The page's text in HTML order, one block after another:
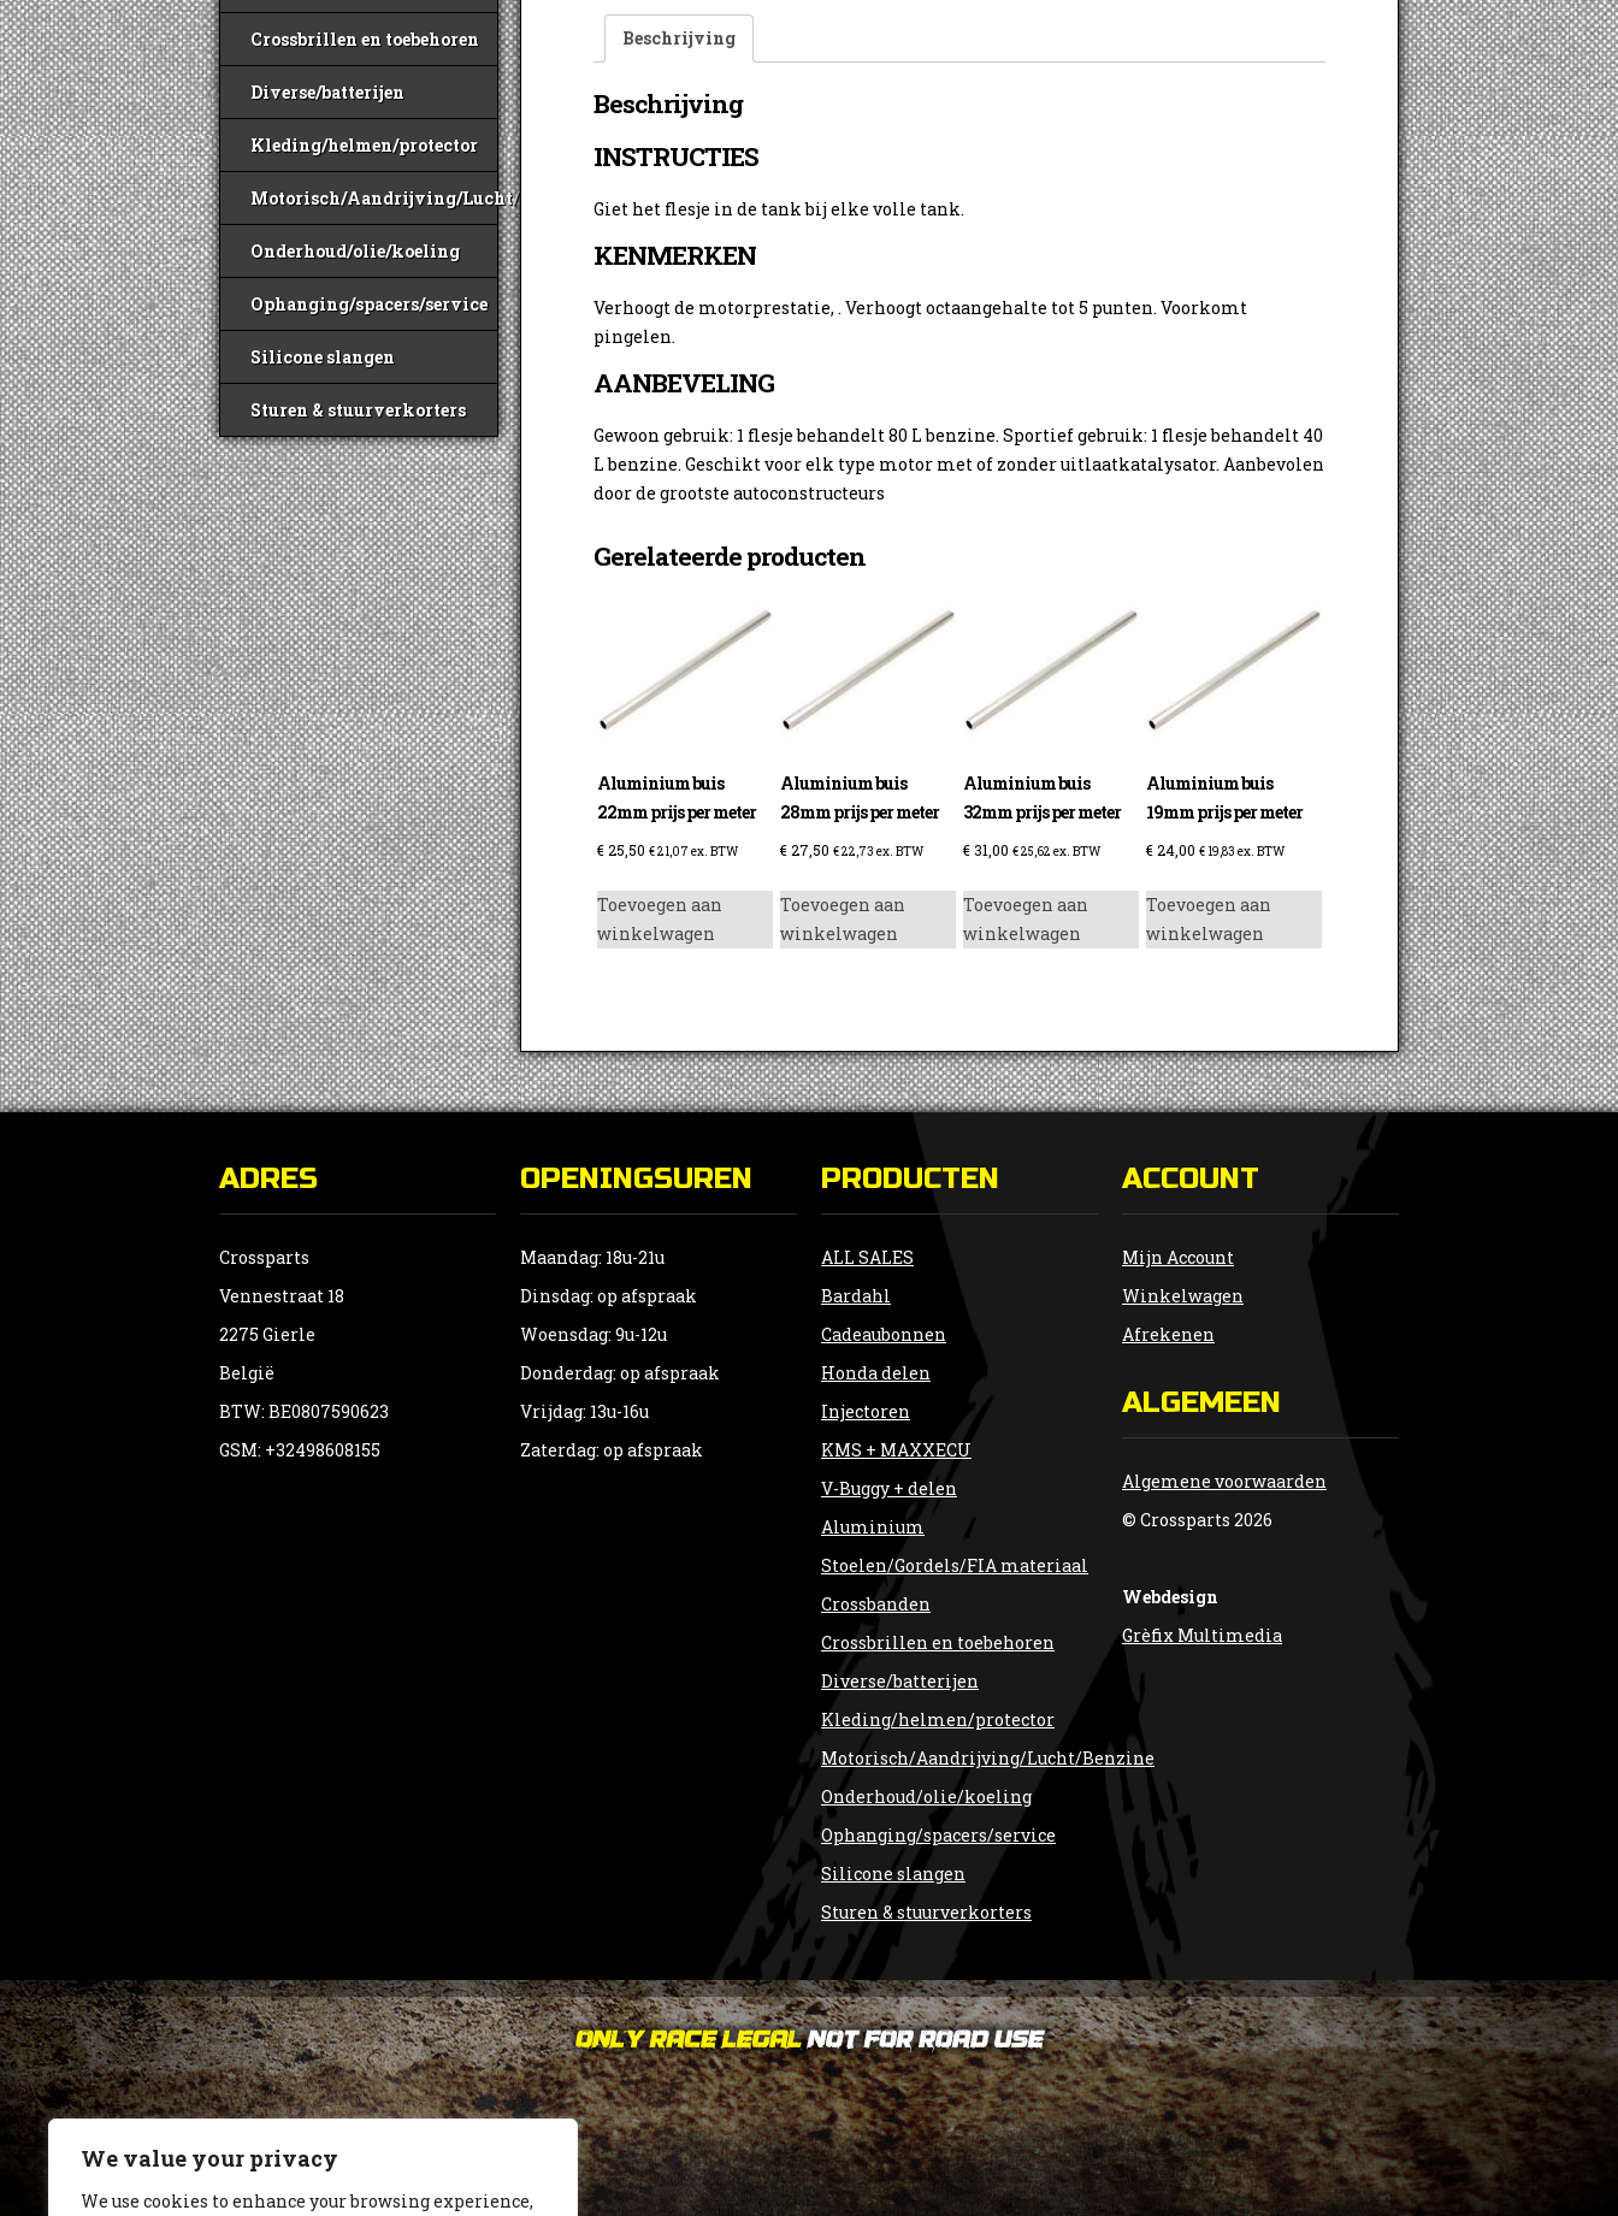
We value your privacy
We use cookies to enhance your browsing experience,
Crossbrillen en toebehoren
Diverse/batterijen
Kleding/helmen/protector
Motorisch/Aandrijving/Lucht/Benzine
Onderhoud/olie/koeling
Ophanging/spacers/service
Silicone slangen
Sturen & stuurverkorters
Beschrijving
Beschrijving
INSTRUCTIES
Giet het flesje in de tank bij elke volle tank.
KENMERKEN
Verhoogt de motorprestatie, . Verhoogt octaangehalte tot 5 punten. Voorkomt
pingelen.
AANBEVELING
Gewoon gebruik: 1 flesje behandelt 80 L benzine. Sportief gebruik: 1 flesje behandelt 40
L benzine. Geschikt voor elk type motor met of zonder uitlaatkatalysator. Aanbevolen
door de grootste autoconstructeurs
Gerelateerde producten
Aluminium buis
22mm prijs per meter
€25,50 €21,07 ex. BTW
Toevoegen aan
winkelwagen
Aluminium buis
28mm prijs per meter
€27,50 €22,73 ex. BTW
Toevoegen aan
winkelwagen
Aluminium buis
32mm prijs per meter
€31,00 €25,62 ex. BTW
Toevoegen aan
winkelwagen
Aluminium buis
19mm prijs per meter
€24,00 €19,83 ex. BTW
Toevoegen aan
winkelwagen
ADRES
Crossparts
Vennestraat 18
2275 Gierle
België
BTW: BE0807590623
GSM: +32498608155
OPENINGSUREN
Maandag: 18u-21u
Dinsdag: op afspraak
Woensdag: 9u-12u
Donderdag: op afspraak
Vrijdag: 13u-16u
Zaterdag: op afspraak
PRODUCTEN
ALL SALES
Bardahl
Cadeaubonnen
Honda delen
Injectoren
KMS + MAXXECU
V-Buggy + delen
Aluminium
Stoelen/Gordels/FIA materiaal
Crossbanden
Crossbrillen en toebehoren
Diverse/batterijen
Kleding/helmen/protector
Motorisch/Aandrijving/Lucht/Benzine
Onderhoud/olie/koeling
Ophanging/spacers/service
Silicone slangen
Sturen & stuurverkorters
ACCOUNT
Mijn Account
Winkelwagen
Afrekenen
ALGEMEEN
Algemene voorwaarden
© Crossparts 2026
Webdesign
Grèfix Multimedia